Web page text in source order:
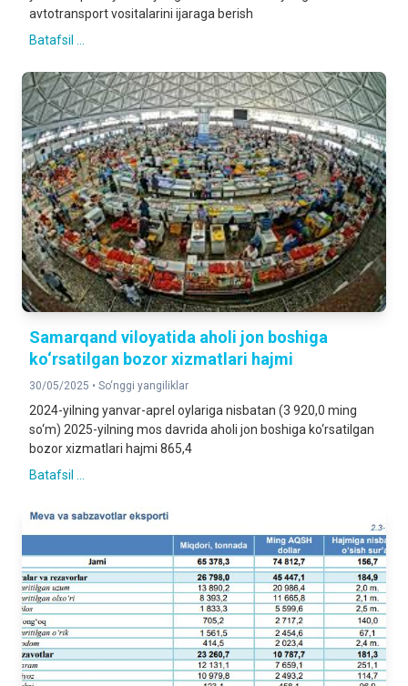
avtotransport vositalarini ijaraga berish
Batafsil ...
Samarqand viloyatida aholi jon boshiga
ko‘rsatilgan bozor xizmatlari hajmi
30/05/2025 • So‘nggi yangiliklar
2024-yilning yanvar-aprel oylariga nisbatan (3 920,0 ming
so‘m) 2025-yilning mos davrida aholi jon boshiga ko‘rsatilgan
bozor xizmatlari hajmi 865,4
Batafsil ...